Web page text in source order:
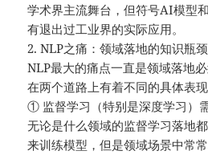
学术界主流舞台，但符号AI模型
有退出过工业界的实际应用。
2. NLP之痛：领域落地的知识瓶颈
NLP最大的痛点一直是领域落地
在两个道路上有着不同的具体表现
① 监督学习（特别是深度学习）
无论是什么领域的监督学习落地
来训练模型，但是领域场景中常